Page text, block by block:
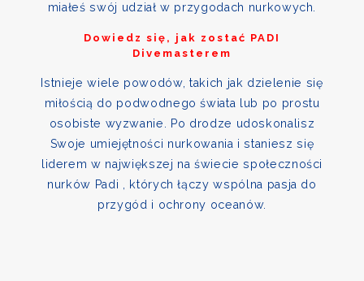
miałeś swój udział w przygodach nurkowych.
Dowiedz się, jak zostać PADI
Divemasterem
Istnieje wiele powodów, takich jak dzielenie się
miłością do podwodnego świata lub po prostu
osobiste wyzwanie. Po drodze udoskonalisz
Swoje umiejętności nurkowania i staniesz się
liderem w największej na świecie społeczności
nurków Padi , których łączy wspólna pasja do
przygód i ochrony oceanów.